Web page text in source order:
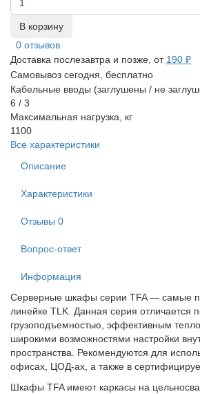
В корзину
0 отзывов
Доставка послезавтра и позже, от 190 ₽
Самовывоз сегодня, бесплатно
Кабельные вводы (заглушены / не
6 / 3
Максимальная нагрузка, кг
1100
Все характеристики
Описание
Характеристики
Отзывы 0
Вопрос-ответ
Информация
Серверные шкафы серии TFA — самые
линейке TLK. Данная серия отличается
грузоподъемностью, эффективным
широкими возможностями настройки
пространства. Рекомендуются для
офисах, ЦОД-ах, а также в
Шкафы TFA имеют каркасы на